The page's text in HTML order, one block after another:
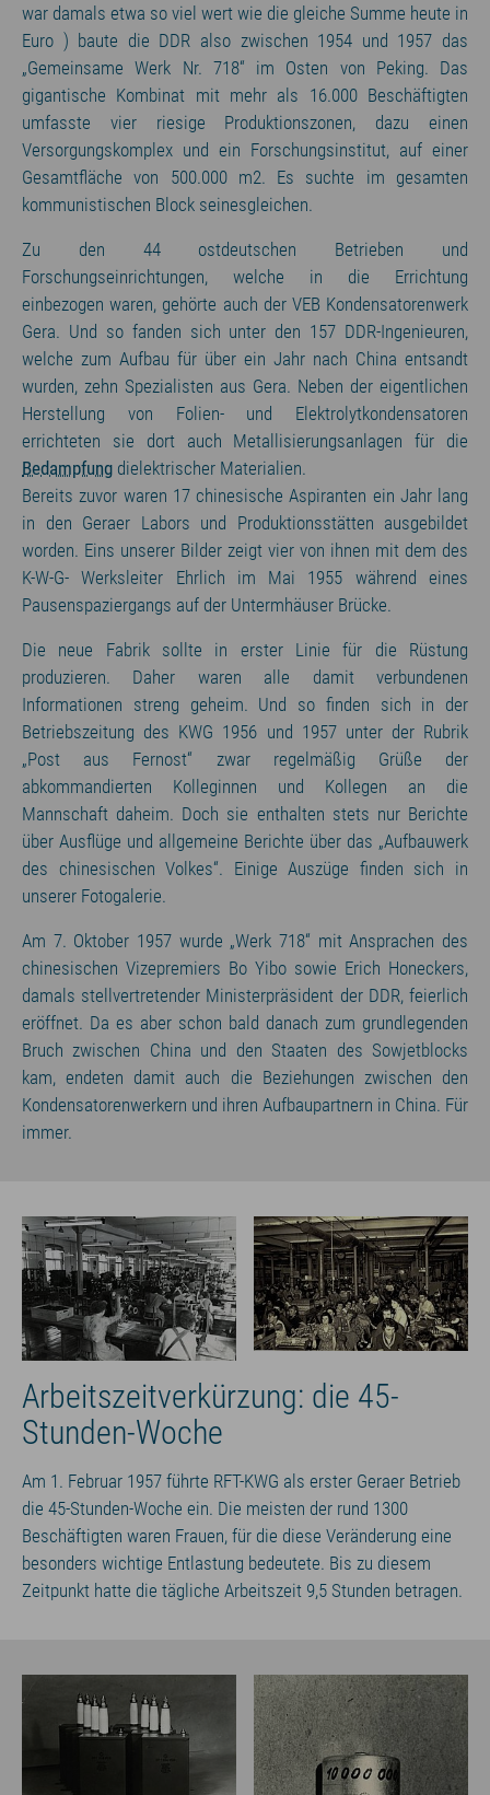
war damals etwa so viel wert wie die gleiche Summe heute in
Euro ) baute die DDR also zwischen 1954 und 1957 das
„Gemeinsame Werk Nr. 718“ im Osten von Peking. Das
gigantische Kombinat mit mehr als 16.000 Beschäftigten
umfasste vier riesige Produktionszonen, dazu einen
Versorgungskomplex und ein Forschungsinstitut, auf einer
Gesamtfläche von 500.000 m2. Es suchte im gesamten
kommunistischen Block seinesgleichen.
Zu den 44 ostdeutschen Betrieben und
Forschungseinrichtungen, welche in die Errichtung
einbezogen waren, gehörte auch der VEB Kondensatorenwerk
Gera. Und so fanden sich unter den 157 DDR-Ingenieuren,
welche zum Aufbau für über ein Jahr nach China entsandt
wurden, zehn Spezialisten aus Gera. Neben der eigentlichen
Herstellung von Folien- und Elektrolytkondensatoren
errichteten sie dort auch Metallisierungsanlagen für die
Bedampfung dielektrischer Materialien.
Bereits zuvor waren 17 chinesische Aspiranten ein Jahr lang
in den Geraer Labors und Produktionsstätten ausgebildet
worden. Eins unserer Bilder zeigt vier von ihnen mit dem des
K-W-G- Werksleiter Ehrlich im Mai 1955 während eines
Pausenspaziergangs auf der Untermhäuser Brücke.
Die neue Fabrik sollte in erster Linie für die Rüstung
produzieren. Daher waren alle damit verbundenen
Informationen streng geheim. Und so finden sich in der
Betriebszeitung des KWG 1956 und 1957 unter der Rubrik
„Post aus Fernost“ zwar regelmäßig Grüße der
abkommandierten Kolleginnen und Kollegen an die
Mannschaft daheim. Doch sie enthalten stets nur Berichte
über Ausflüge und allgemeine Berichte über das „Aufbauwerk
des chinesischen Volkes“. Einige Auszüge finden sich in
unserer Fotogalerie.
Am 7. Oktober 1957 wurde „Werk 718“ mit Ansprachen des
chinesischen Vizepremiers Bo Yibo sowie Erich Honeckers,
damals stellvertretender Ministerpräsident der DDR, feierlich
eröffnet. Da es aber schon bald danach zum grundlegenden
Bruch zwischen China und den Staaten des Sowjetblocks
kam, endeten damit auch die Beziehungen zwischen den
Kondensatorenwerkern und ihren Aufbaupartnern in China. Für
immer.
Arbeitszeitverkürzung: die 45-
Stunden-Woche
Am 1. Februar 1957 führte RFT-KWG als erster Geraer Betrieb
die 45-Stunden-Woche ein. Die meisten der rund 1300
Beschäftigten waren Frauen, für die diese Veränderung eine
besonders wichtige Entlastung bedeutete. Bis zu diesem
Zeitpunkt hatte die tägliche Arbeitszeit 9,5 Stunden betragen.